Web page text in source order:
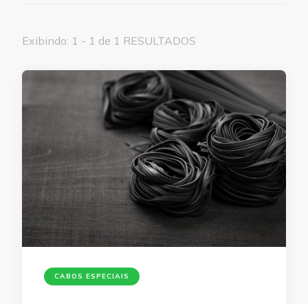
Exibindo: 1 - 1 de 1 RESULTADOS
CABOS ESPECIAIS